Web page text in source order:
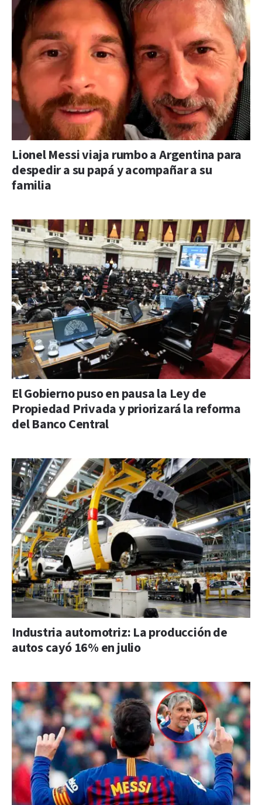
Lionel Messi viaja rumbo a Argentina para
despedir a su papá y acompañar a su
familia
El Gobierno puso en pausa la Ley de
Propiedad Privada y priorizará la reforma
del Banco Central
Industria automotriz: La producción de
autos cayó 16% en julio